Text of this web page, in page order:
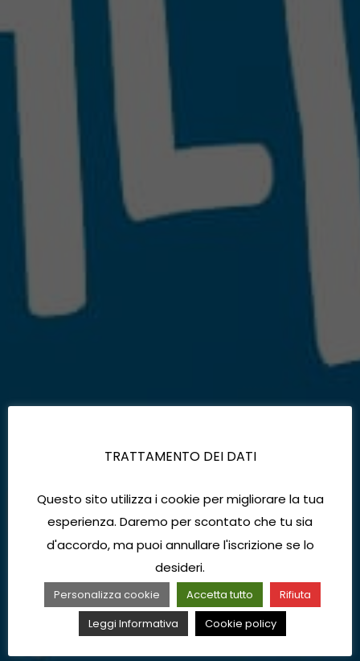
TRATTAMENTO DEI DATI
Questo sito utilizza i cookie per migliorare la tua
esperienza. Daremo per scontato che tu sia
d'accordo, ma puoi annullare l'iscrizione se lo
desideri.
Personalizza cookie Accetta tutto
Rifiuta
Leggi Informativa
Cookie policy